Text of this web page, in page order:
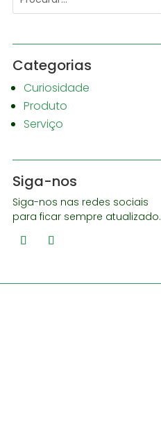
Categorias
Curiosidade
Produto
Serviço
Siga-nos
Siga-nos nas redes sociais
para ficar sempre atualizado.